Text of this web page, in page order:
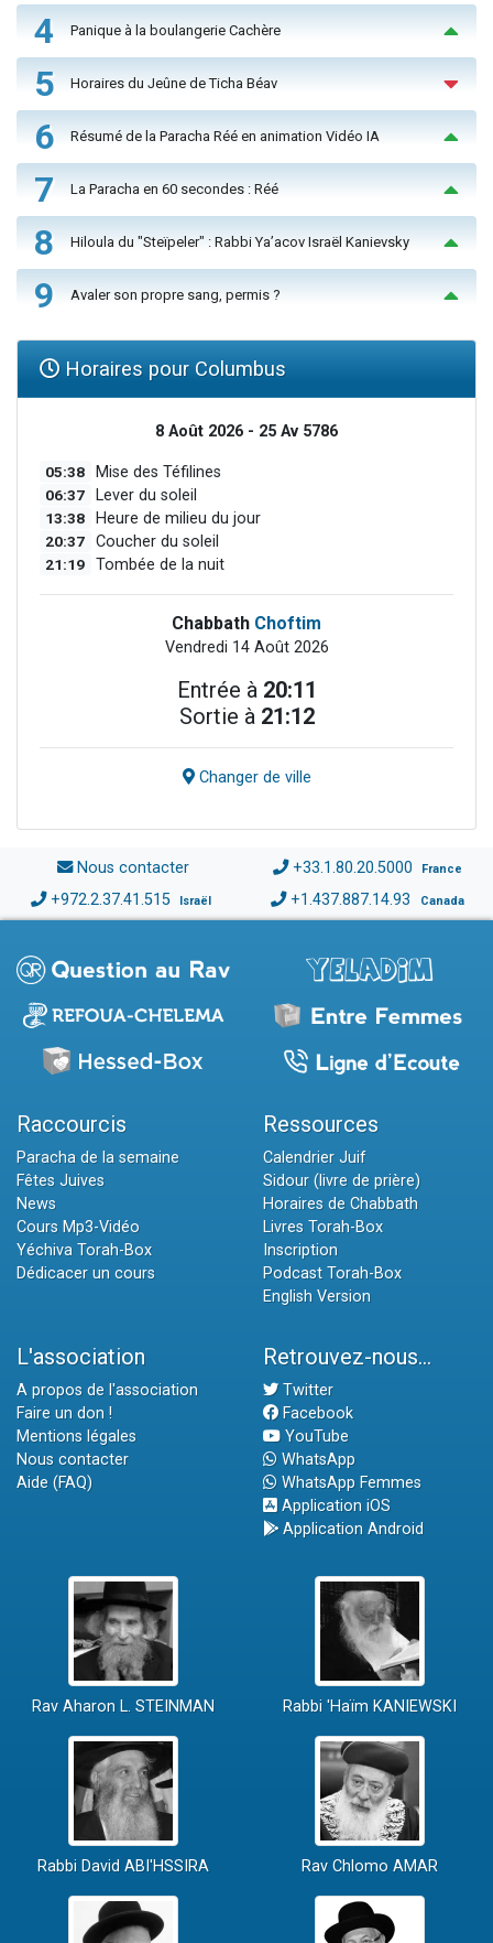
4 Panique à la boulangerie Cachère
5 Horaires du Jeûne de Ticha Béav
6 Résumé de la Paracha Réé en animation Vidéo IA
7 La Paracha en 60 secondes : Réé
8 Hiloula du "Steïpeler" : Rabbi Ya’acov Israël Kanievsky
9 Avaler son propre sang, permis ?
Horaires pour Columbus
8 Août 2026 - 25 Av 5786
05:38 Mise des Téfilines
06:37 Lever du soleil
13:38 Heure de milieu du jour
20:37 Coucher du soleil
21:19 Tombée de la nuit
Chabbath Choftim
Vendredi 14 Août 2026
Entrée à 20:11
Sortie à 21:12
Changer de ville
Nous contacter +33.1.80.20.5000 France
+972.2.37.41.515 Israël +1.437.887.14.93 Canada
Raccourcis
Paracha de la semaine
Fêtes Juives
News
Cours Mp3-Vidéo
Yéchiva Torah-Box
Dédicacer un cours
Ressources
Calendrier Juif
Sidour (livre de prière)
Horaires de Chabbath
Livres Torah-Box
Inscription
Podcast Torah-Box
English Version
L'association
A propos de l'association
Faire un don !
Mentions légales
Nous contacter
Aide (FAQ)
Retrouvez-nous...
Twitter
Facebook
YouTube
WhatsApp
WhatsApp Femmes
Application iOS
Application Android
Rav Aharon L. STEINMAN Rabbi 'Haïm KANIEWSKI
Rabbi David ABI'HSSIRA Rav Chlomo AMAR